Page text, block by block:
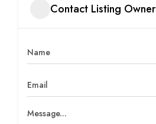
Contact Listing Owner